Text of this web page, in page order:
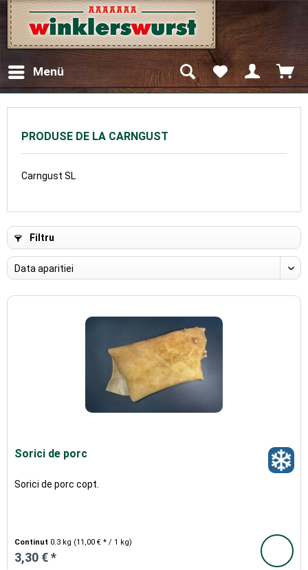
Menü
PRODUSE DE LA CARNGUST
Carngust SL
Filtru
Sorici de porc
Sorici de porc copt.
Continut 0.3 kg (11,00 € * / 1 kg)
3,30 € *